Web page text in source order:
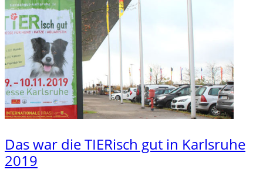
Das war die TIERisch gut in Karlsruhe
2019